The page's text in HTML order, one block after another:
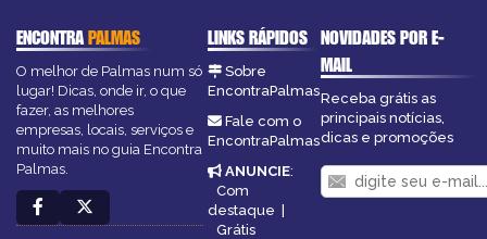
ENCONTRAPALMAS
O melhor de Palmas num só
lugar! Dicas, onde ir, o que
fazer, as melhores
empresas, locais, serviços e
muito mais no guia Encontra
Palmas.
LINKS RÁPIDOS
Sobre
EncontraPalmas
Fale com o
EncontraPalmas
ANUNCIE:
Com
destaque |
Grátis
NOVIDADES POR E-
MAIL
Receba grátis as
principais notícias,
dicas e promoções